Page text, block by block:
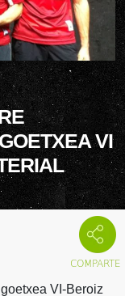
VI
VI-Beroiz